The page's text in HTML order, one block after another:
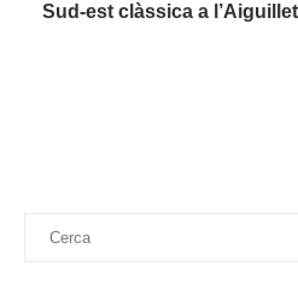
Sud-est clàssica a